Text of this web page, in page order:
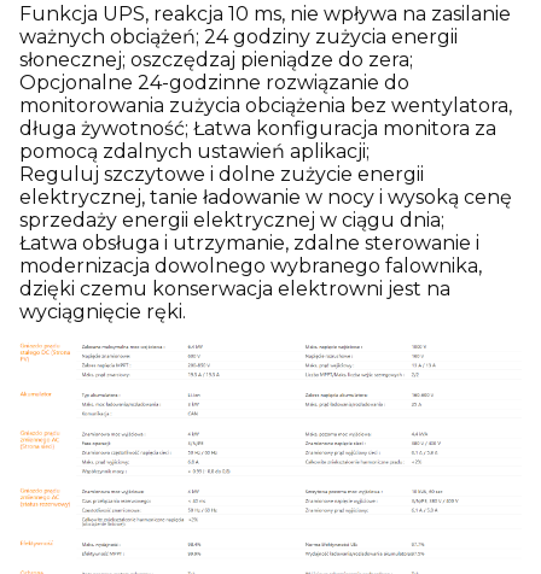
Funkcja UPS, reakcja 10 ms, nie wpływa na zasilanie
ważnych obciążeń; 24 godziny zużycia energii
słonecznej; oszczędzaj pieniądze do zera;
Opcjonalne 24-godzinne rozwiązanie do
monitorowania zużycia obciążenia bez wentylatora,
długa żywotność; Łatwa konfiguracja monitora za
pomocą zdalnych ustawień aplikacji;
Reguluj szczytowe i dolne zużycie energii
elektrycznej, tanie ładowanie w nocy i wysoką cenę
sprzedaży energii elektrycznej w ciągu dnia;
Łatwa obsługa i utrzymanie, zdalne sterowanie i
modernizacja dowolnego wybranego falownika,
dzięki czemu konserwacja elektrowni jest na
wyciągnięcie ręki.